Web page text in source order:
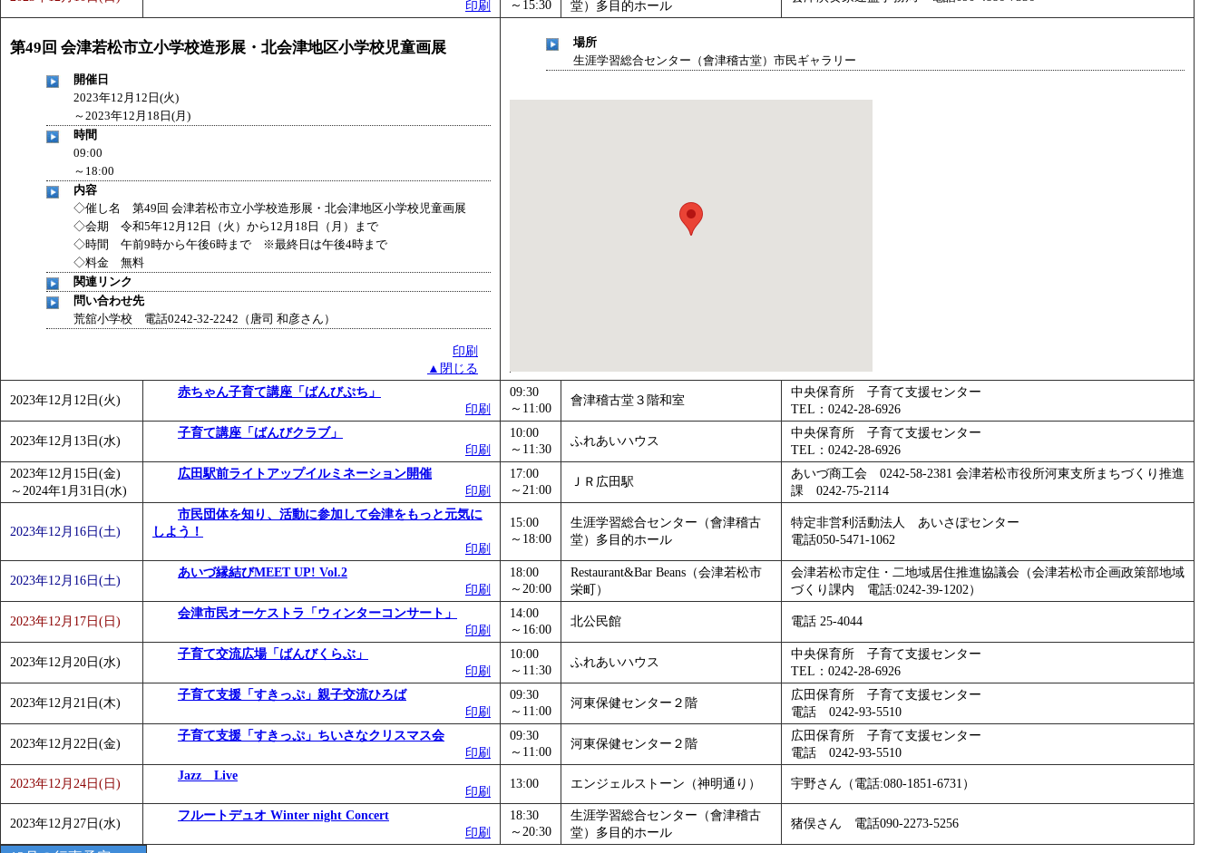
印刷
～15:30
堂）多目的ホール
第49回 会津若松市立小学校造形展・北会津地区小学校児童画展
開催日
2023年12月12日(火)
～2023年12月18日(月)
時間
09:00
～18:00
内容
◇催し名 第49回 会津若松市立小学校造形展・北会津地区小学校児童画展
◇会期 令和5年12月12日（火）から12月18日（月）まで
◇時間 午前9時から午後6時まで ※最終日は午後4時まで
◇料金 無料
関連リンク
問い合わせ先
荒舘小学校 電話0242-32-2242（唐司 和彦さん）
印刷
▲閉じる
場所
生涯学習総合センター（會津稽古堂）市民ギャラリー
2023年12月12日(火)
赤ちゃん子育て講座「ばんびぷち」
印刷
09:30
～11:00
會津稽古堂３階和室
中央保育所 子育て支援センター
TEL：0242-28-6926
2023年12月13日(水)
子育て講座「ばんびクラブ」
印刷
10:00
～11:30
ふれあいハウス
中央保育所 子育て支援センター
TEL：0242-28-6926
2023年12月15日(金)
～ 2024年1月31日(水)
広田駅前ライトアップイルミネーション開催
印刷
17:00
～21:00
ＪＲ広田駅
あいづ商工会 0242-58-2381 会津若松市役所河東支所まちづくり推進
課 0242-75-2114
2023年12月16日(土)
市民団体を知り、活動に参加して会津をもっと元気に
しよう！
印刷
15:00
～18:00
生涯学習総合センター（會津稽古
堂）多目的ホール
特定非営利活動法人 あいさぽセンター
電話050-5471-1062
2023年12月16日(土)
あいづ縁結びMEET UP! Vol.2
印刷
18:00
～20:00
Restaurant&Bar Beans（会津若松市
栄町）
会津若松市定住・二地域居住推進協議会（会津若松市企画政策部地域
づくり課内 電話:0242-39-1202）
2023年12月17日(日)
会津市民オーケストラ「ウィンターコンサート」
印刷
14:00
～16:00
北公民館 電話 25-4044
2023年12月20日(水)
子育て交流広場「ばんびくらぶ」
印刷
10:00
～11:30
ふれあいハウス
中央保育所 子育て支援センター
TEL：0242-28-6926
2023年12月21日(木)
子育て支援「すきっぷ」親子交流ひろば
印刷
09:30
～11:00
河東保健センター２階
広田保育所 子育て支援センター
電話 0242-93-5510
2023年12月22日(金)
子育て支援「すきっぷ」ちいさなクリスマス会
印刷
09:30
～11:00
河東保健センター２階
広田保育所 子育て支援センター
電話 0242-93-5510
2023年12月24日(日)
Jazz Live
印刷
13:00 エンジェルストーン（神明通り） 宇野さん（電話:080-1851-6731）
2023年12月27日(水)
フルートデュオ Winter night Concert
印刷
18:30
～20:30
生涯学習総合センター（會津稽古
堂）多目的ホール
猪俣さん 電話090-2273-5256